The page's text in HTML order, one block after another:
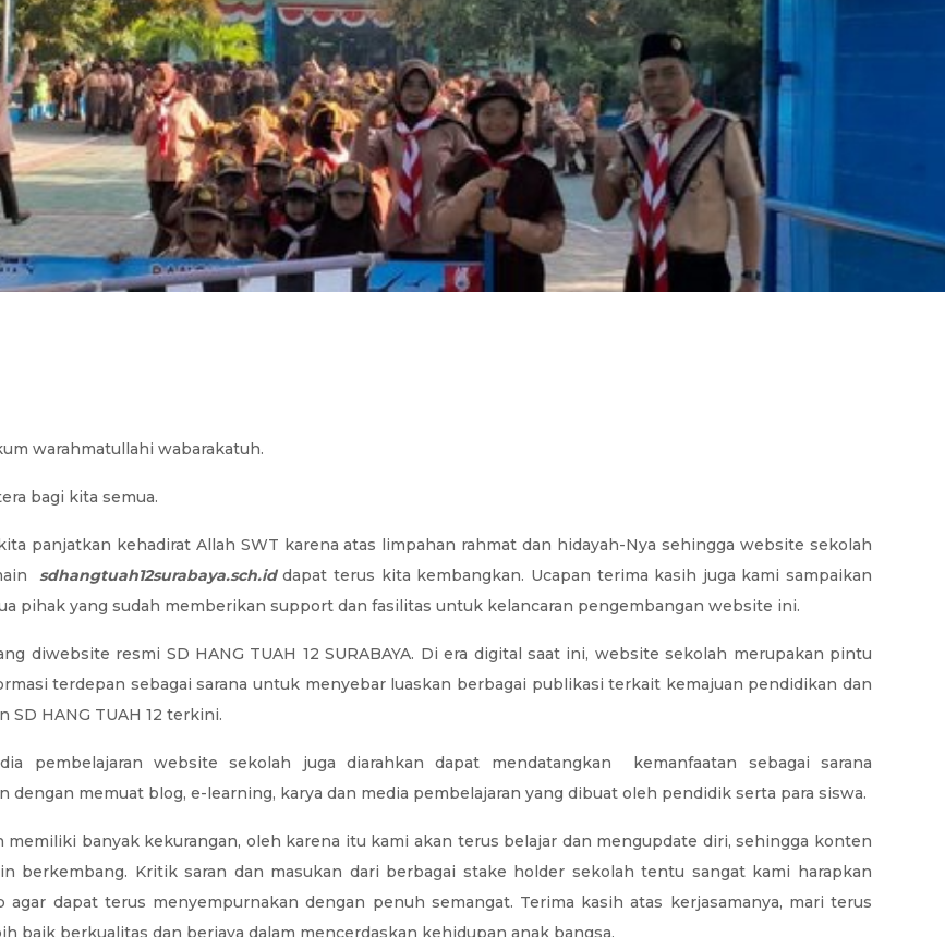
warahmatullahi wabarakatuh.
bagi kita semua.
panjatkan kehadirat Allah SWT karena atas limpahan rahmat dan hidayah-Nya sehingga website sekolah
sdhangtuah12surabaya.sch.iddapat terus kita kembangkan. Ucapan terima kasih juga kami sampaikan
pihak yang sudah memberikan support dan fasilitas untuk kelancaran pengembangan website ini.
diwebsite resmi SD HANG TUAH 12 SURABAYA. Di era digital saat ini, website sekolah merupakan pintu
terdepan sebagai sarana untuk menyebar luaskan berbagai publikasi terkait kemajuan pendidikan dan
SD HANG TUAH 12 terkini.
pembelajaran website sekolah juga diarahkan dapat mendatangkan kemanfaatan sebagai sarana
dengan memuat blog, e-learning, karya dan media pembelajaran yang dibuat oleh pendidik serta para siswa.
memiliki banyak kekurangan, oleh karena itu kami akan terus belajar dan mengupdate diri, sehingga konten
berkembang. Kritik saran dan masukan dari berbagai stake holder sekolah tentu sangat kami harapkan
agar dapat terus menyempurnakan dengan penuh semangat. Terima kasih atas kerjasamanya, mari terus
baik berkualitas dan berjaya dalam mencerdaskan kehidupan anak bangsa.